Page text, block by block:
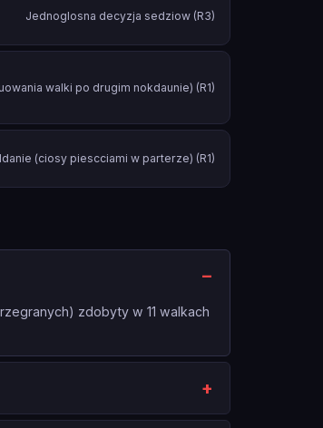
Jednoglosna decyzja sedziow (R3)
walki po drugim nokdaunie) (R1)
(ciosy piescciami w parterze) (R1)
zdobyty w 11 walkach